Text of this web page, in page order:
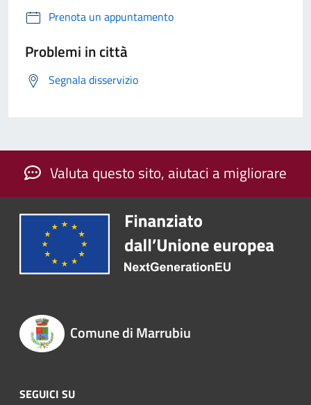
Prenota un appuntamento
Problemi in città
Segnala disservizio
Valuta questo sito, aiutaci a migliorare
Comune di Marrubiu
SEGUICI SU